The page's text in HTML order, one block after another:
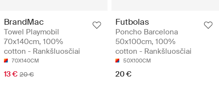
BrandMac
Towel Playmobil
70x140cm, 100%
cotton - Rankšluosčiai
70X140CM
13 € 20 €
Futbolas
Poncho Barcelona
50x100cm, 100%
cotton - Rankšluosčiai
50X100CM
20 €